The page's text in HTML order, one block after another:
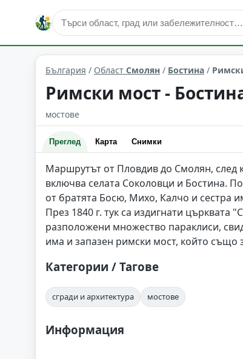
сгради и архитектура Бостина Област:
България / Област Смолян / Бостина /
Римски мост -
мостове
Преглед Карта Снимки
Маршрутът от Пловдив до Смолян, след
включва селата Соколовци и Бостина.
от братята Босю, Михо, Калчо и сестра
През 1840 г. тук са издигнати
разположени множество параклиси,
има и запазен римски мост, който също
Категории / Тагове
сгради и архитектура мостове
Информация